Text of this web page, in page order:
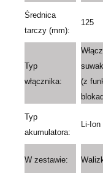
Średnica
tarczy (mm):
125
Typ
włącznika:
(z
Typ
akumulatora:
Li-Ion
W zestawie: